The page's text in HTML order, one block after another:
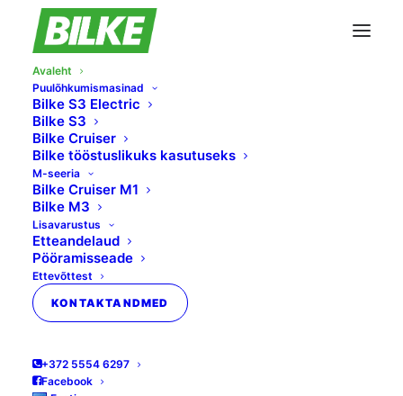
Avaleht
Puulõhkumismasinad
Bilke S3 Electric
Bilke S3
Bilke Cruiser
Bilke tööstuslikuks kasutuseks
M-seeria
Bilke Cruiser M1
Bilke M3
Lisavarustus
Etteandelaud
Pööramisseade
Ettevõttest
KONTAKTANDMED
+372 5554 6297
Facebook
KIIRE JA OHUTU
PUULÕHKUMINE!